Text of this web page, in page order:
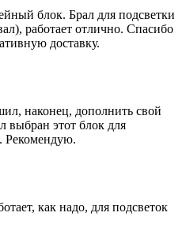
блок. Брал для подсветки
работает отлично. Спасибо
доставку.
наконец, дополнить свой
выбран этот блок для
Рекомендую.
как надо, для подсветок